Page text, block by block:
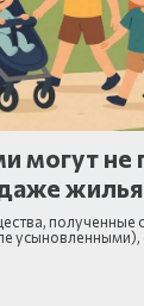
могут не
жилья
полученные